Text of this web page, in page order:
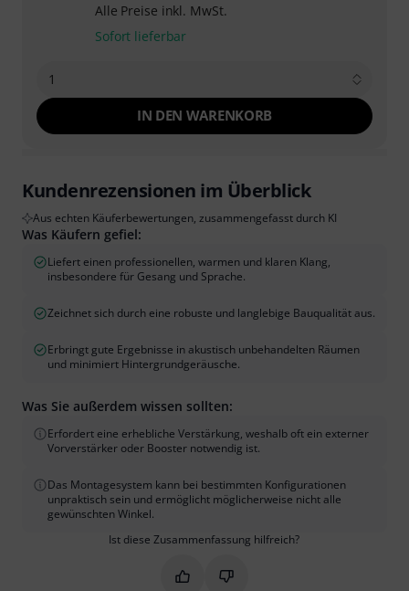
Alle Preise inkl. MwSt.
Sofort lieferbar
1
IN DEN WARENKORB
Kundenrezensionen im Überblick
Aus echten Käuferbewertungen, zusammengefasst durch KI
Was Käufern gefiel:
Liefert einen professionellen, warmen und klaren Klang,
insbesondere für Gesang und Sprache.
Zeichnet sich durch eine robuste und langlebige Bauqualität aus.
Erbringt gute Ergebnisse in akustisch unbehandelten Räumen
und minimiert Hintergrundgeräusche.
Was Sie außerdem wissen sollten:
Erfordert eine erhebliche Verstärkung, weshalb oft ein externer
Vorverstärker oder Booster notwendig ist.
Das Montagesystem kann bei bestimmten Konfigurationen
unpraktisch sein und ermöglicht möglicherweise nicht alle
gewünschten Winkel.
Ist diese Zusammenfassung hilfreich?
Markieren Sie diese
Markieren Sie diese